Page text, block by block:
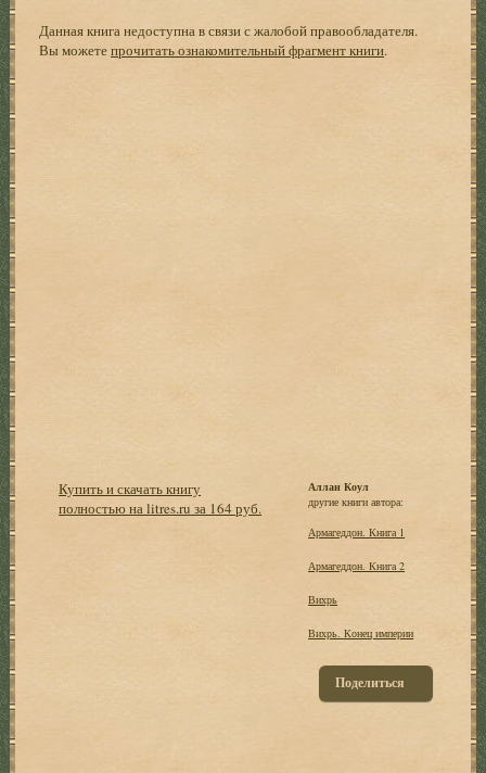
Данная книга недоступна в связи с жалобой правообладателя.
Вы можетепрочитать ознакомительный фрагмент книги.
Купить и скачать книгу
полностью на litres.ru за 164 руб.
Аллан Коул
другие книги автора:
Армагеддон. Книга 1
Армагеддон. Книга 2
Вихрь
Вихрь. Конец империи
Поделиться